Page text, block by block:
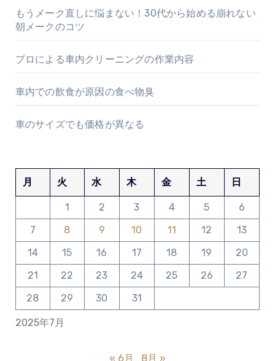
もうメーク直しに悩まない！30代から始める崩れない
朝メークのコツ
プロによる車内クリーニングの作業内容
車内での飲食が原因の食べ物臭
車のサイズでも価格が異なる
2025年7月
月 火 水 木 金 土 日
1 2 3 4 5
6
7
8 9 10 11 12
13
14
15 16 17 18 19
20
21
22 23 24 25 26
27
28
29 30 31
« 6月 8月 »